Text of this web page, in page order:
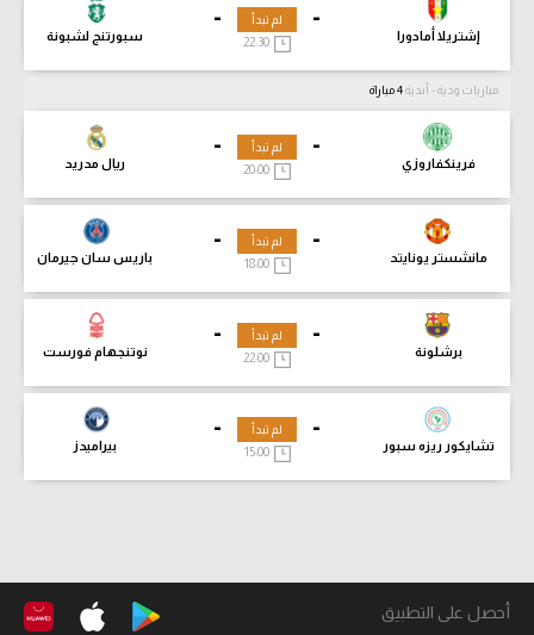
-
إشتريلا أمادورا
-
سبورتنج لشبونة
لم تبدأ
مباريات ودية - أندية
-
فرينكفاروزي
-
ريال مدريد
لم تبدأ
-
مانشستر يونايتد
-
باريس سان جيرمان
لم تبدأ
18:00
-
برشلونة
-
نوتنجهام فورست
لم تبدأ
-
تشايكور ريزه سبور
-
بيراميدز
لم تبدأ
15:00
أحصل على التطبيق